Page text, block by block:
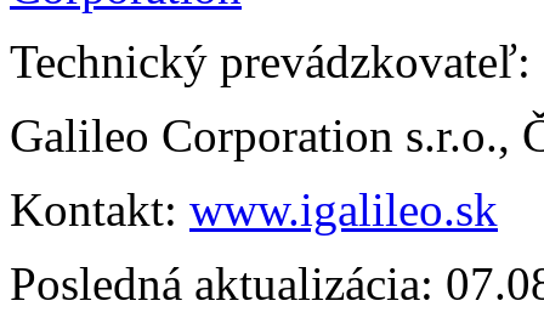
Technický prevádzkovateľ:
Galileo Corporation s.r.o.,
Kontakt: www.igalileo.sk
Posledná aktualizácia: